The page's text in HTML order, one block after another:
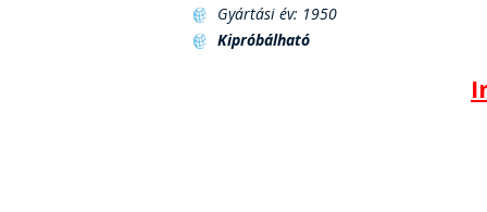
Gyártási év: 1950
Kipróbálható